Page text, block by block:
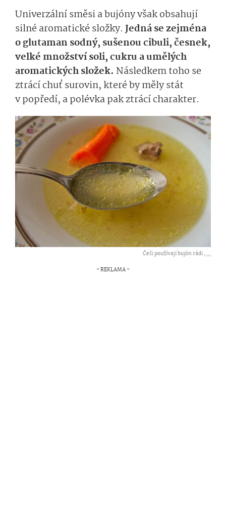
Univerzální směsi a bujóny však obsahují
silné aromatické složky.Jedná se zejména
o glutaman sodný, sušenou cibuli, česnek,
velké množství soli, cukru a umělých
aromatických složek. Následkem toho se
ztrácí chuť surovin, které by měly stát
v popředí, a polévka pak ztrácí charakter.
Češi používají bujón rádi ,...